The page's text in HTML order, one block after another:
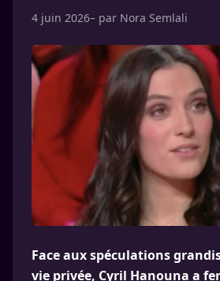
4 juin 2026– par Nora Semlali
Face aux spéculations
vie privée, Cyril Hanouna a